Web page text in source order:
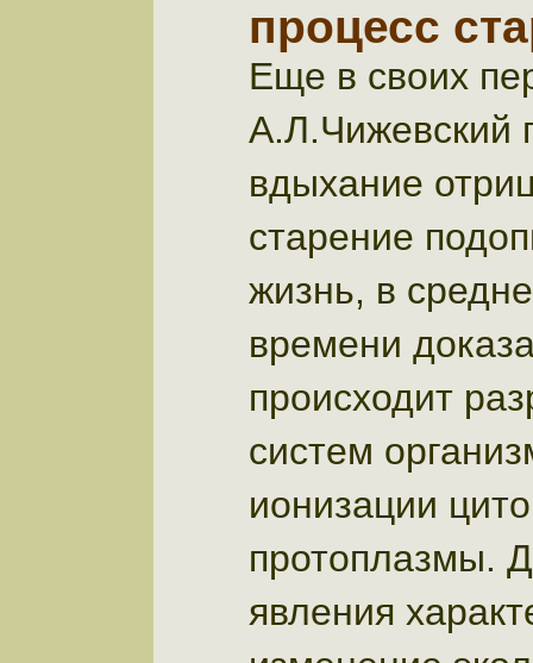
процесс
Еще в своих
А.Л.Чижевский
вдыхание
старение
жизнь, в
времени
происходит
систем
ионизации
протоплазмы.
явления